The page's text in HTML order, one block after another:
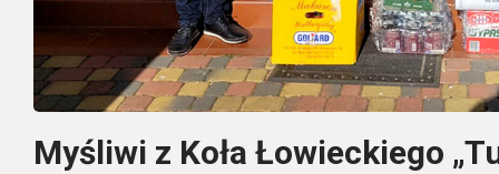
Myśliwi z Koła Łowieckiego